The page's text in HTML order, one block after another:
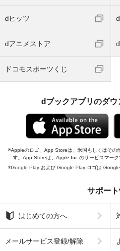
dヒッツ
dアニメストア
ドコモスポーツくじ
dブックアプリのダウ
Appleのロゴ、App Storeは、米国もしくはその
す。App Storeは、Apple Inc.のサービスマーク
Google Play および Google Play ロゴは Google
サポー
はじめての方へ
メールサービス登録/解除